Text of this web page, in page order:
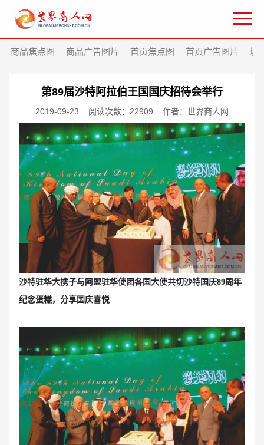
商品焦点图 商品广告图片 首页焦点图 首页广告图片 城
第89届沙特阿拉伯王国国庆招待会举行
2019-09-23 阅读次数：22909 作者：世界商人网
沙特驻华大携子与 阿盟驻华使团各国大使共切沙特国庆89周年
纪念蛋糕，分享国庆喜悦